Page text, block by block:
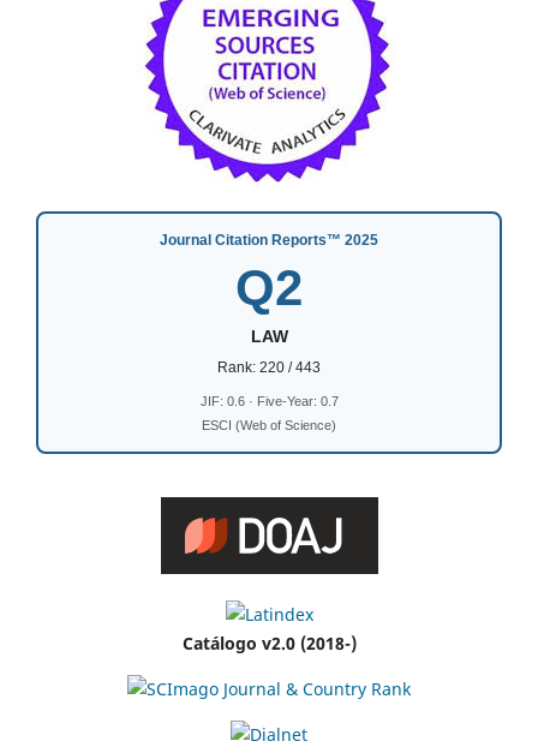
Journal Citation Reports™ 2025
Q2
LAW
Rank: 220 / 443
JIF: 0.6 · Five-Year: 0.7
ESCI (Web of Science)
Catálogo v2.0 (2018-)